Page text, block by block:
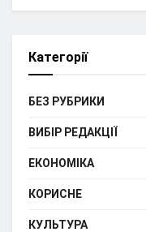
Категорії
БЕЗ РУБРИКИ
ВИБІР РЕДАКЦІЇ
ЕКОНОМІКА
КОРИСНЕ
КУЛЬТУРА